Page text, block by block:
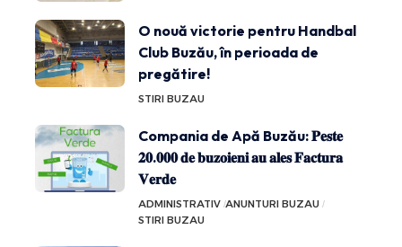
O nouă victorie pentru Handbal
Club Buzău, în perioada de
pregătire!
STIRI BUZAU
Compania de Apă Buzău: 𝐏𝐞𝐬𝐭𝐞
𝟐𝟎.𝟎𝟎𝟎 𝐝𝐞 𝐛𝐮𝐳𝐨𝐢𝐞𝐧𝐢 𝐚𝐮 𝐚𝐥𝐞𝐬 𝐅𝐚𝐜𝐭𝐮𝐫𝐚
𝐕𝐞𝐫𝐝𝐞
ADMINISTRATIV ANUNTURI BUZAU
STIRI BUZAU